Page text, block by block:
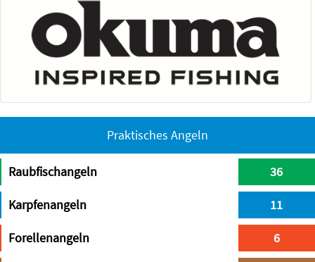
Praktisches Angeln
Raubfischangeln 36
Karpfenangeln 11
Forellenangeln 6